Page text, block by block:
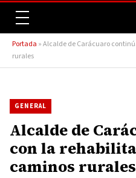
Portada »Alcalde de Carácuaro
rurales
GENERAL
Alcalde de
con la
caminos rurales